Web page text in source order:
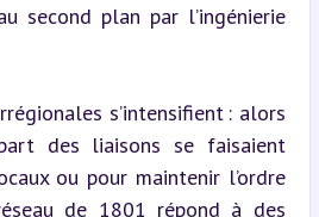
second plan par l’ingénierie
s’intensifient : alors
des liaisons se faisaient
ou pour maintenir l’ordre
de 1801 répond à des